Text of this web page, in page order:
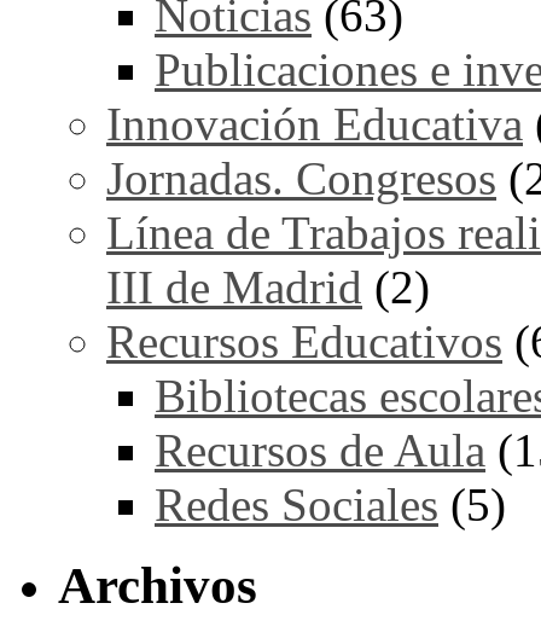
Noticias (63)
Publicaciones e
Innovación Educativa
Jornadas. Congresos
Línea de Trabajos
III de Madrid (2)
Recursos Educativos
Bibliotecas
Recursos de Aula
Redes Sociales (5)
Archivos